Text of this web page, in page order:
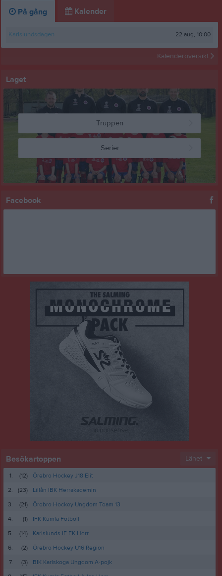
På gång Kalender
Karlslundsdagen 22 aug, 10:00
Kalenderöversikt
Laget
Truppen
Serier
Facebook
Besökartoppen Länet
1. (12)
Örebro Hockey J18 Elit
2.
(23)
Lillån IBK Herrakademin
3.
(21)
Örebro Hockey Ungdom Team 13
4.
(1)
IFK Kumla Fotboll
5.
(14)
Karlslunds IF FK Herr
6.
(2)
Örebro Hockey U16 Region
7.
(3)
BIK Karlskoga Ungdom A-pojk